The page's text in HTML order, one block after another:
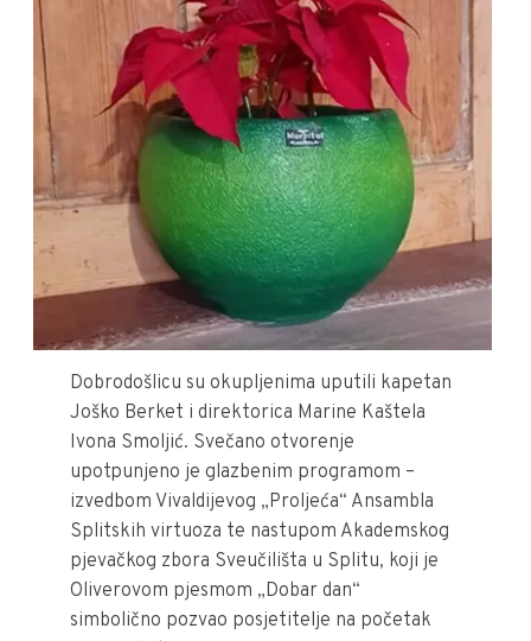
Dobrodošlicu su okupljenima uputili kapetan
Joško Berket i direktorica Marine Kaštela
Ivona Smoljić. Svečano otvorenje
upotpunjeno je glazbenim programom –
izvedbom Vivaldijevog „Proljeća“ Ansambla
Splitskih virtuoza te nastupom Akademskog
pjevačkog zbora Sveučilišta u Splitu, koji je
Oliverovom pjesmom „Dobar dan“
simbolično pozvao posjetitelje na početak